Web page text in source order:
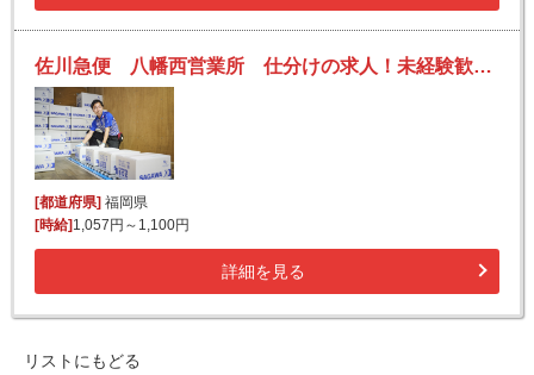
佐川急便 八幡西営業所 仕分けの求人！未経験歓迎！先輩たちがサポートします♪
[都道府県] 福岡県
[時給] 1,057円～1,100円
詳細を見る
リストにもどる